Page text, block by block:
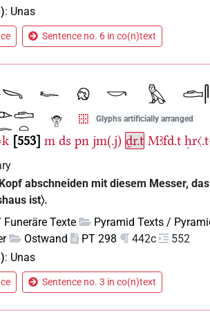
: Unas
Sentence no. 6 in co(n)text
Glyphs artificially arranged
553 m ds pn jm(.j) ḏr.t Mꜣfd.t
abschneiden mit diesem Messer,
ist〉.
Texte
Pyramid Texts /
Ostwand PT 298 442c
552
: Unas
Sentence no. 3 in co(n)text